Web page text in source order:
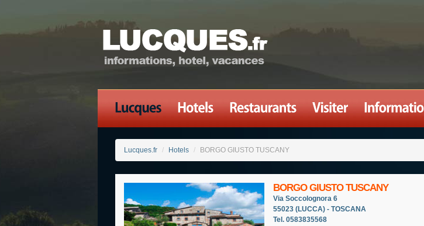
Lucques.fr / Hotels / BORGO GIUSTO TUSCANY
BORGO GIUSTO TUSCANY
Via Soccolognora 6
55023 (LUCCA) - TOSCANA
Tel. 0583835568